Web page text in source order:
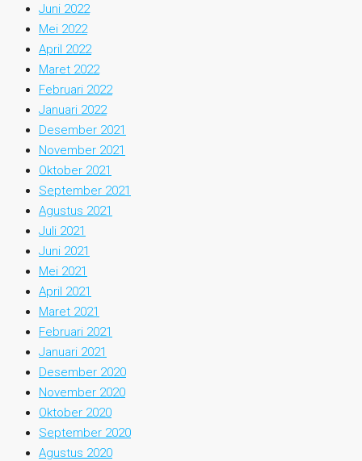
Juni 2022
Mei 2022
April 2022
Maret 2022
Februari 2022
Januari 2022
Desember 2021
November 2021
Oktober 2021
September 2021
Agustus 2021
Juli 2021
Juni 2021
Mei 2021
April 2021
Maret 2021
Februari 2021
Januari 2021
Desember 2020
November 2020
Oktober 2020
September 2020
Agustus 2020